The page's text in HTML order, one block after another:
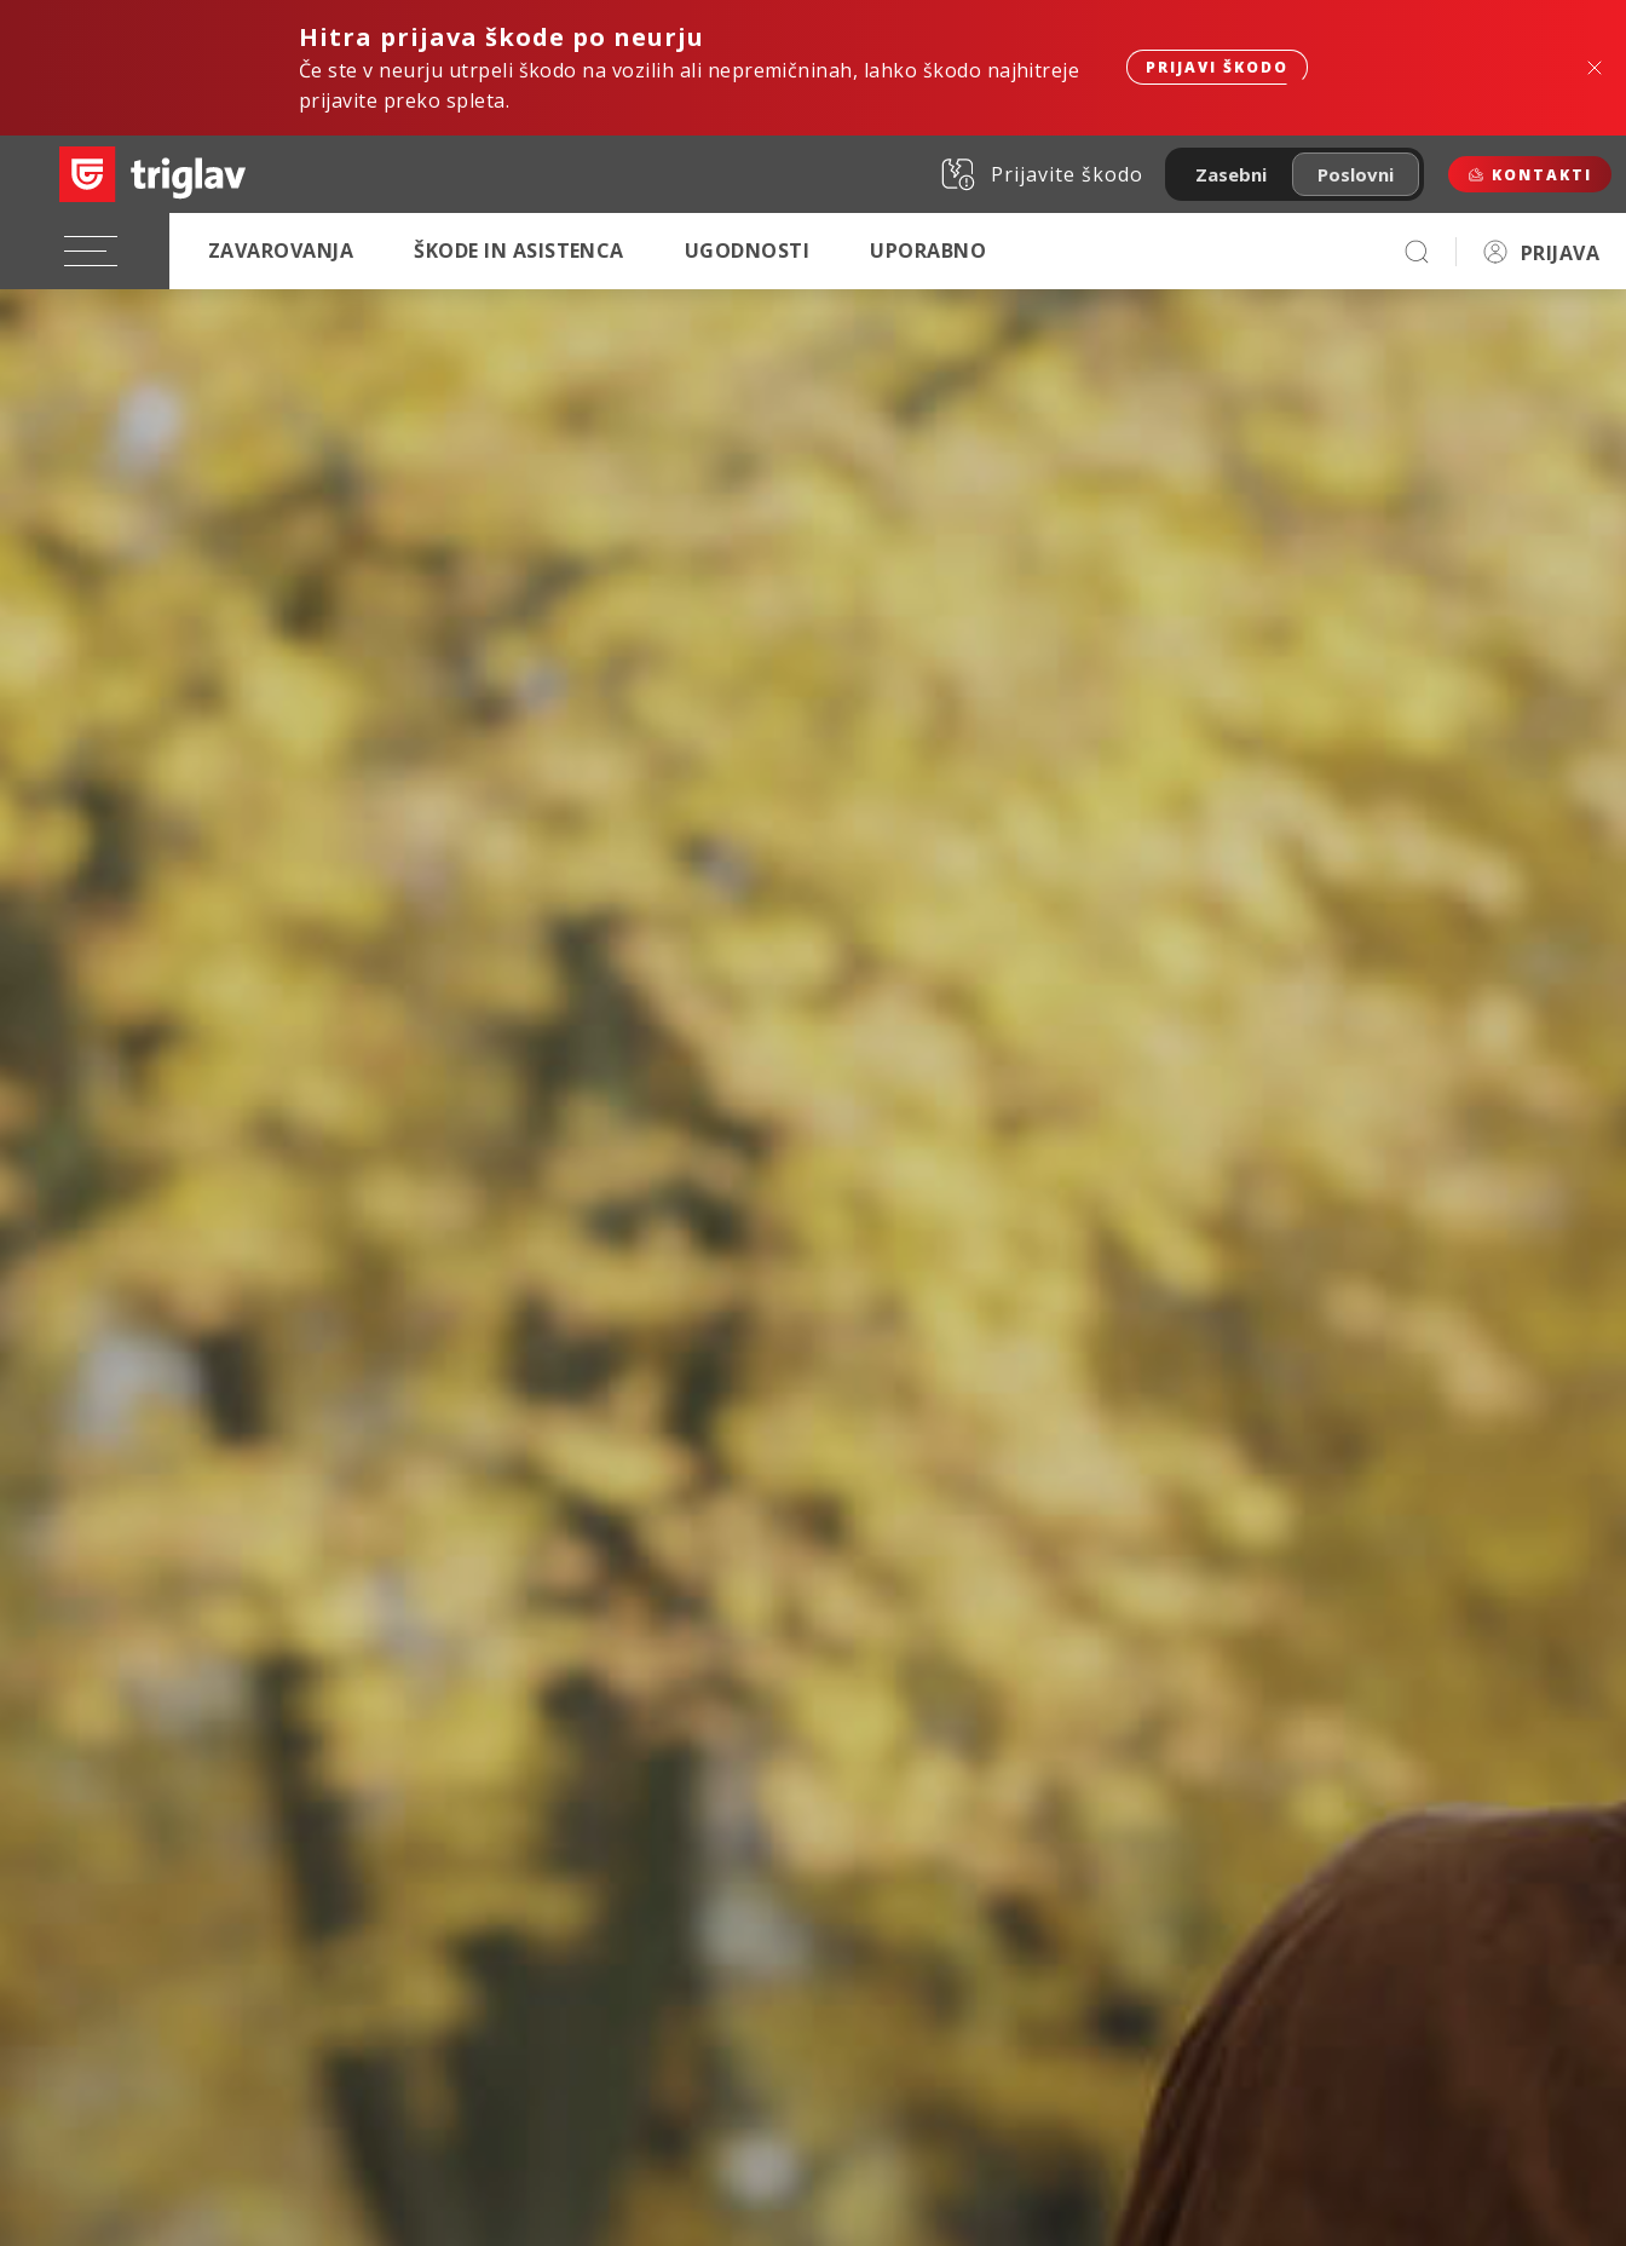
Hitra prijava škode po neurju
Če ste v neurju utrpeli škodo na vozilih ali nepremičninah, lahko škodo najhitreje
prijavite preko spleta.
PRIJAVI ŠKODO
Prijavite škodo Zasebni Poslovni KONTAKTI
ZAVAROVANJA ŠKODE IN ASISTENCA UGODNOSTI UPORABNO PRIJAVA